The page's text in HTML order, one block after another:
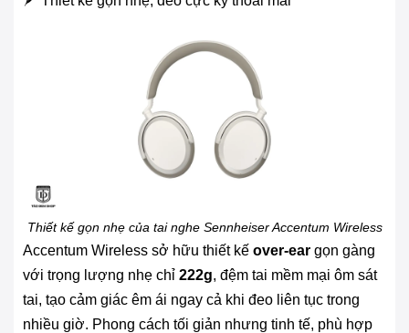
Thiết kế gọn nhẹ của tai nghe Sennheiser Accentum Wireless
Accentum Wireless sở hữu thiết kế over-ear gọn gàng
với trọng lượng nhẹ chỉ 222g, đệm tai mềm mại ôm sát
tai, tạo cảm giác êm ái ngay cả khi đeo liên tục trong
nhiều giờ. Phong cách tối giản nhưng tinh tế, phù hợp